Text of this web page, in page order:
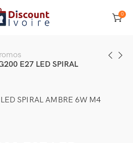
0
E27 LED SPIRAL